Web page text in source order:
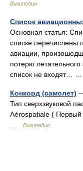
Википедия
Список
Основная статья:
списке перечислены
авиации,
потерю
список не входят…
Конкорд (самолет)
Тип сверхзвуковой
Aérospatiale ( Первый
…
Википедия